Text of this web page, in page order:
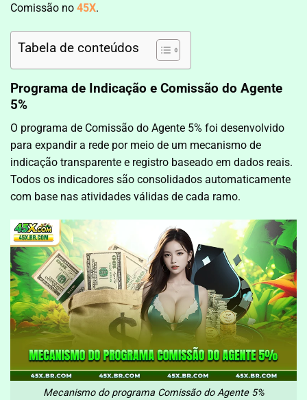
Comissão no 45X.
Tabela de conteúdos
Programa de Indicação e Comissão do Agente
5%
O programa de Comissão do Agente 5% foi desenvolvido
para expandir a rede por meio de um mecanismo de
indicação transparente e registro baseado em dados reais.
Todos os indicadores são consolidados automaticamente
com base nas atividades válidas de cada ramo.
Mecanismo do programa Comissão do Agente 5%